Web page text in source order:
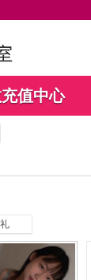
值中心